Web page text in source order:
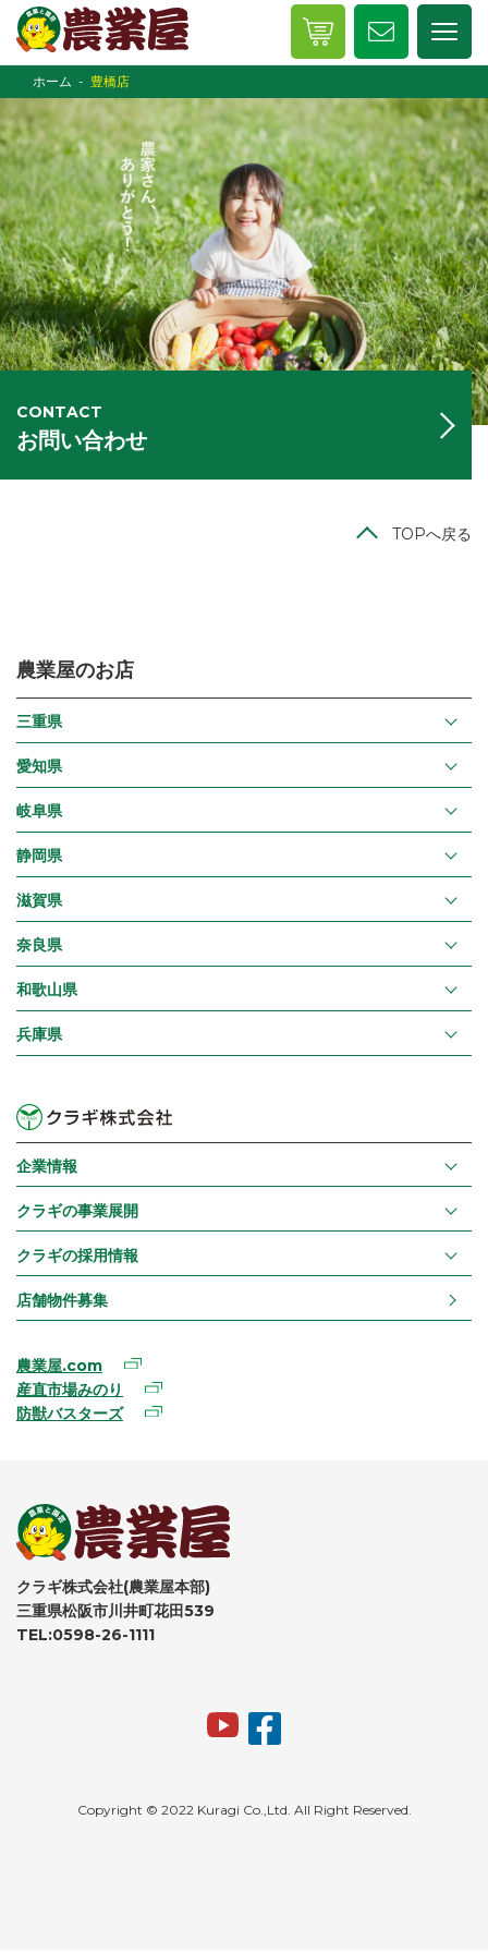
ホーム 豊橋店
CONTACT
お問い合わせ
TOPへ戻る
農業屋のお店
三重県
愛知県
岐阜県
静岡県
滋賀県
奈良県
和歌山県
兵庫県
企業情報
クラギの事業展開
クラギの採用情報
店舗物件募集
農業屋.com
産直市場みのり
防獣バスターズ
クラギ株式会社(農業屋本部)
三重県松阪市川井町花田539
TEL:0598-26-1111
Copyright © 2022 Kuragi Co.,Ltd. All Right Reserved.